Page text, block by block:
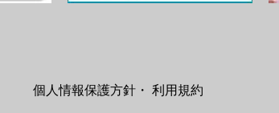
個人情報保護方針・ 利用規約